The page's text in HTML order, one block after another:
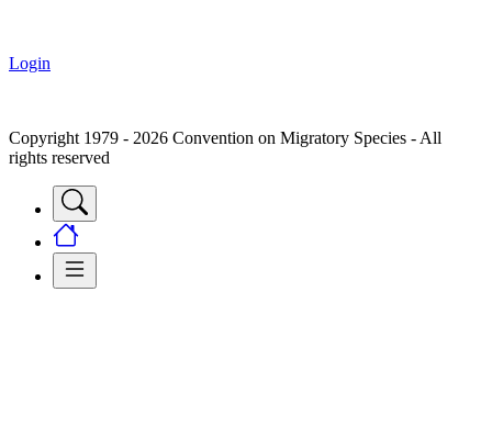
Login
Copyright 1979 - 2026 Convention on Migratory Species - All
rights reserved